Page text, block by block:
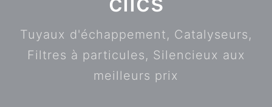
Tuyaux d'échappement, Catalyseurs,
Filtres à particules, Silencieux aux
meilleurs prix